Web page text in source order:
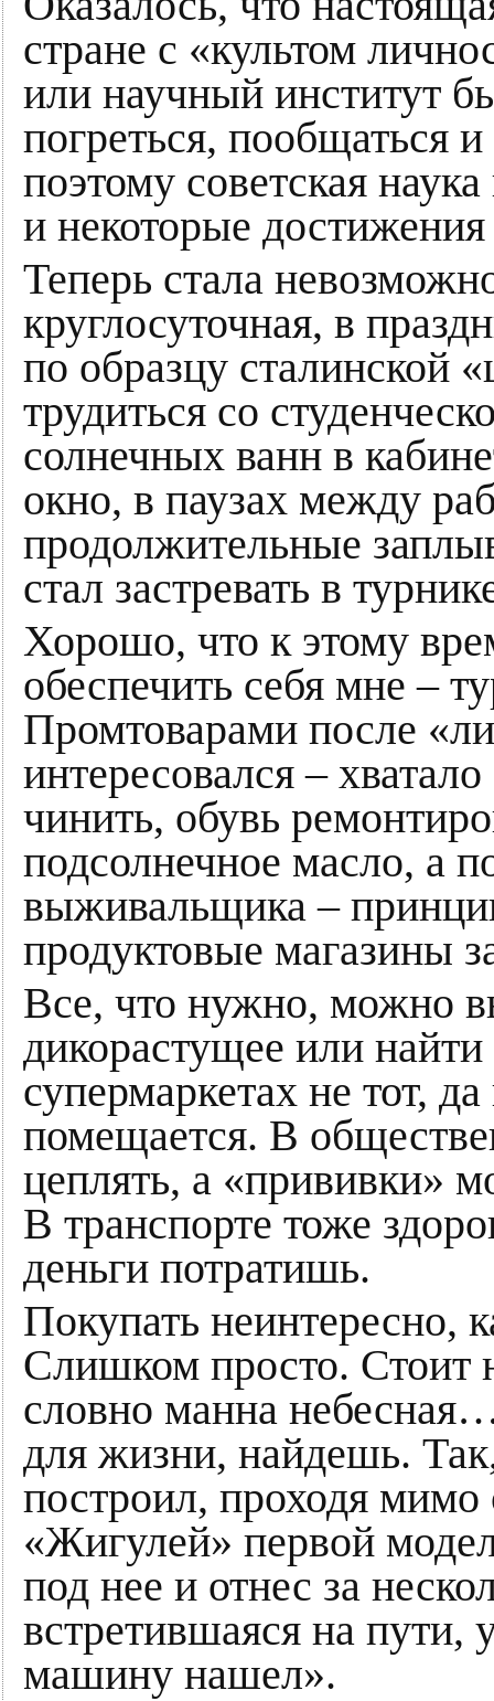
стране с «культом
или научный институт
погреться, пообщаться
поэтому советская
и некоторые
Теперь стала
круглосуточная, в
по образцу сталинской
трудиться со
солнечных ванн в
окно, в паузах между
продолжительные
стал застревать в
Хорошо, что к этому
обеспечить себя мне –
Промтоварами после
интересовался –
чинить, обувь
подсолнечное масло, а
выживальщика –
продуктовые магазины
Все, что нужно, можно
дикорастущее или
супермаркетах не тот,
помещается. В
цеплять, а «прививки»
В транспорте тоже
деньги потратишь.
Покупать неинтересно,
Слишком просто. Стоит
словно манна
для жизни, найдешь.
построил, проходя
«Жигулей» первой
под нее и отнес за
встретившаяся на пути,
машину нашел».